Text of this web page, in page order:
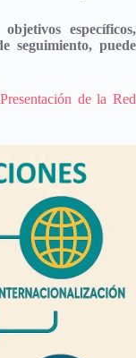
específicos,
seguimiento, puede
de la Red